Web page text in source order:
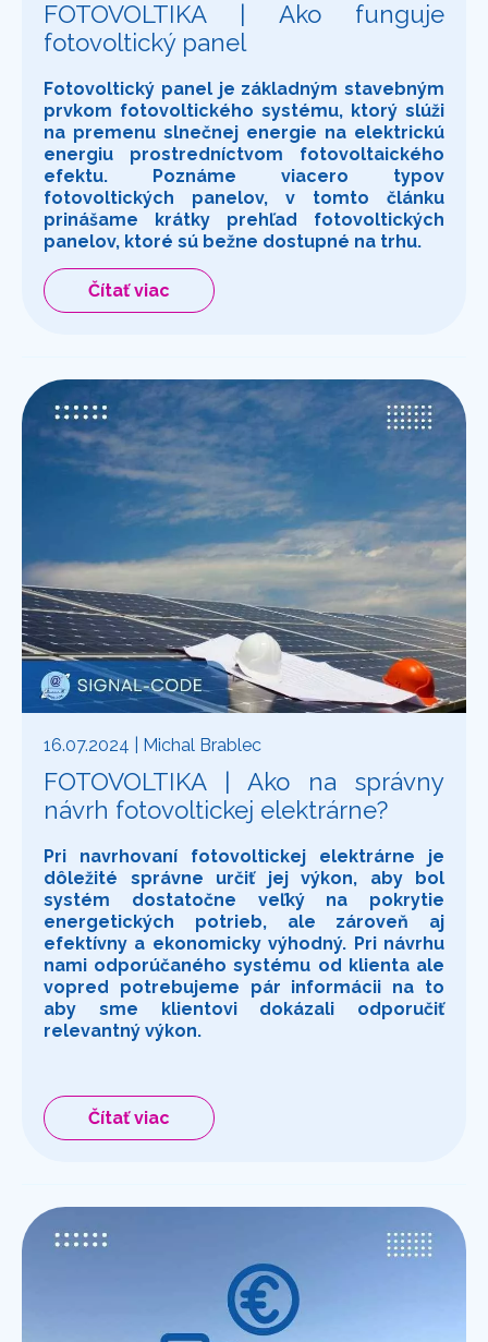
FOTOVOLTIKA | Ako funguje
fotovoltický panel
Fotovoltický panel je základným stavebným
prvkom fotovoltického systému, ktorý slúži
na premenu slnečnej energie na elektrickú
energiu prostredníctvom fotovoltaického
efektu. Poznáme viacero typov
fotovoltických panelov, v tomto článku
prinášame krátky prehľad fotovoltických
panelov, ktoré sú bežne dostupné na trhu.
Čítať viac
16.07.2024 | Michal Brablec
FOTOVOLTIKA | Ako na správny
návrh fotovoltickej elektrárne?
Pri navrhovaní fotovoltickej elektrárne je
dôležité správne určiť jej výkon, aby bol
systém dostatočne veľký na pokrytie
energetických potrieb, ale zároveň aj
efektívny a ekonomicky výhodný. Pri návrhu
nami odporúčaného systému od klienta ale
vopred potrebujeme pár informácii na to
aby sme klientovi dokázali odporučiť
relevantný výkon.
Čítať viac